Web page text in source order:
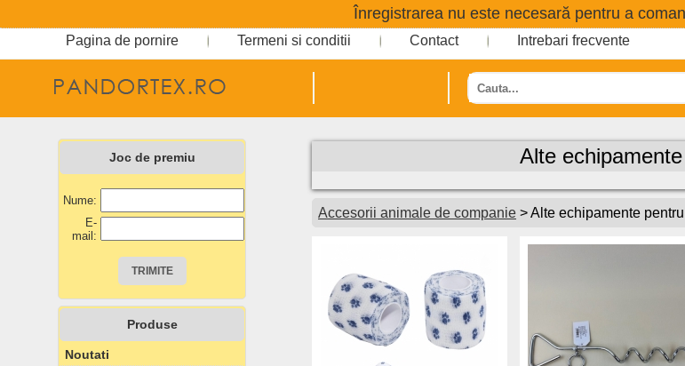
Înregistrarea nu este necesară pentru a
Pagina de pornire Termeni si conditii Contact Intrebari frecvente
Joc de premiu
Nume:
E-
mail:
Produse
Noutati
Alte
Accesorii animale de companie > Alte echipamente